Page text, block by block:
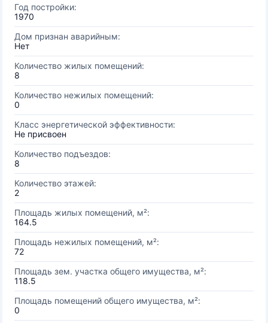
Год постройки:
1970
Дом признан аварийным:
Нет
Количество жилых помещений:
8
Количество нежилых помещений:
0
Класс энергетической эффективности:
Не присвоен
Количество подъездов:
8
Количество этажей:
2
Площадь жилых помещений, м²:
164.5
Площадь нежилых помещений, м²:
72
Площадь зем. участка общего имущества, м²:
118.5
Площадь помещений общего имущества, м²:
0